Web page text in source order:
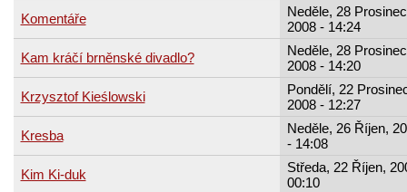
Komentáře
Neděle, 28
2008 - 14:24
Kam kráčí brněnské divadlo?
Neděle, 28
2008 - 14:20
Krzysztof Kieślowski
Pondělí, 22
2008 - 12:27
Kresba
Neděle, 26 Říjen,
- 14:08
Kim Ki-duk
Středa, 22 Říjen,
00:10